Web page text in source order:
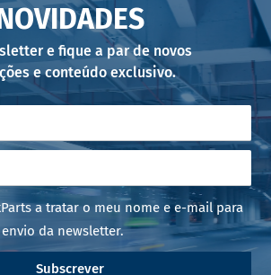
e fique a par de novos
e conteúdo exclusivo.
a tratar o meu nome e e-mail para
da newsletter.
Subscrever